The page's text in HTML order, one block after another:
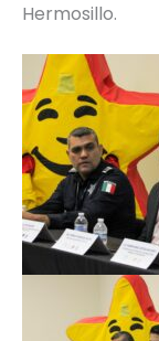
Hermosillo.